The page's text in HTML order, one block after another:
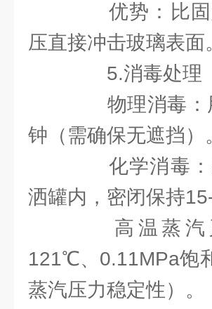
优势：比固
压直接冲击玻璃表面
5.消毒处理
物理消毒：
钟（需确保无遮挡）
化学消毒：
洒罐内，密闭保持
高温蒸汽
121℃、0.11MPa饱
蒸汽压力稳定性）。